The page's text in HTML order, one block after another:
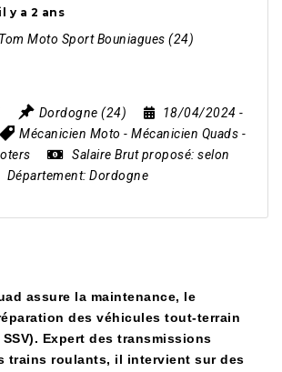
il y a 2 ans
Tom Moto Sport Bouniagues (24)
Dordogne (24) 18/04/2024 -
Mécanicien Moto - Mécanicien Quads -
Salaire Brut proposé: selon
Département: Dordogne
assure la maintenance, le
des véhicules tout-terrain
Expert des transmissions
trains roulants, il intervient sur des